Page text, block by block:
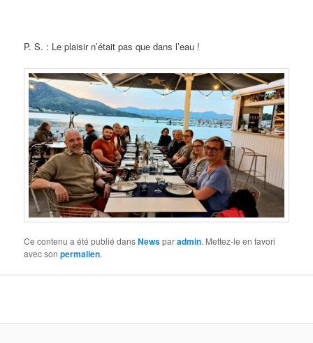
P. S. : Le plaisir n’était pas que dans l’eau !
Ce contenu a été publié dansNewsparadmin. Mettez-le en favori
avec sonpermalien.